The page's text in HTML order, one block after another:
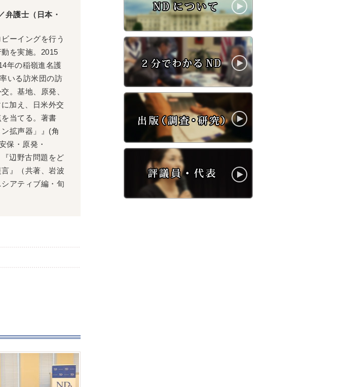
弁護士（日本・
ーイングを行う
を実施。2015
年の稲嶺進名護
いる訪米団の訪
。基地、原発、
加え、日米外交
当てる。著書
拡声器」』(角
保・原発・
辺野古問題をど
』（共著、岩波
アティブ編・旬